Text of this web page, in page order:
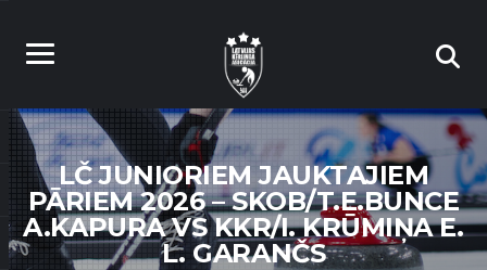
LČ JUNIORIEM JAUKTAJIEM
PĀRIEM 2026 – SKOB/T.E.BUNCE
A.KAPURA VS KKR/I. KRŪMIŅA E.
L. GARANČS